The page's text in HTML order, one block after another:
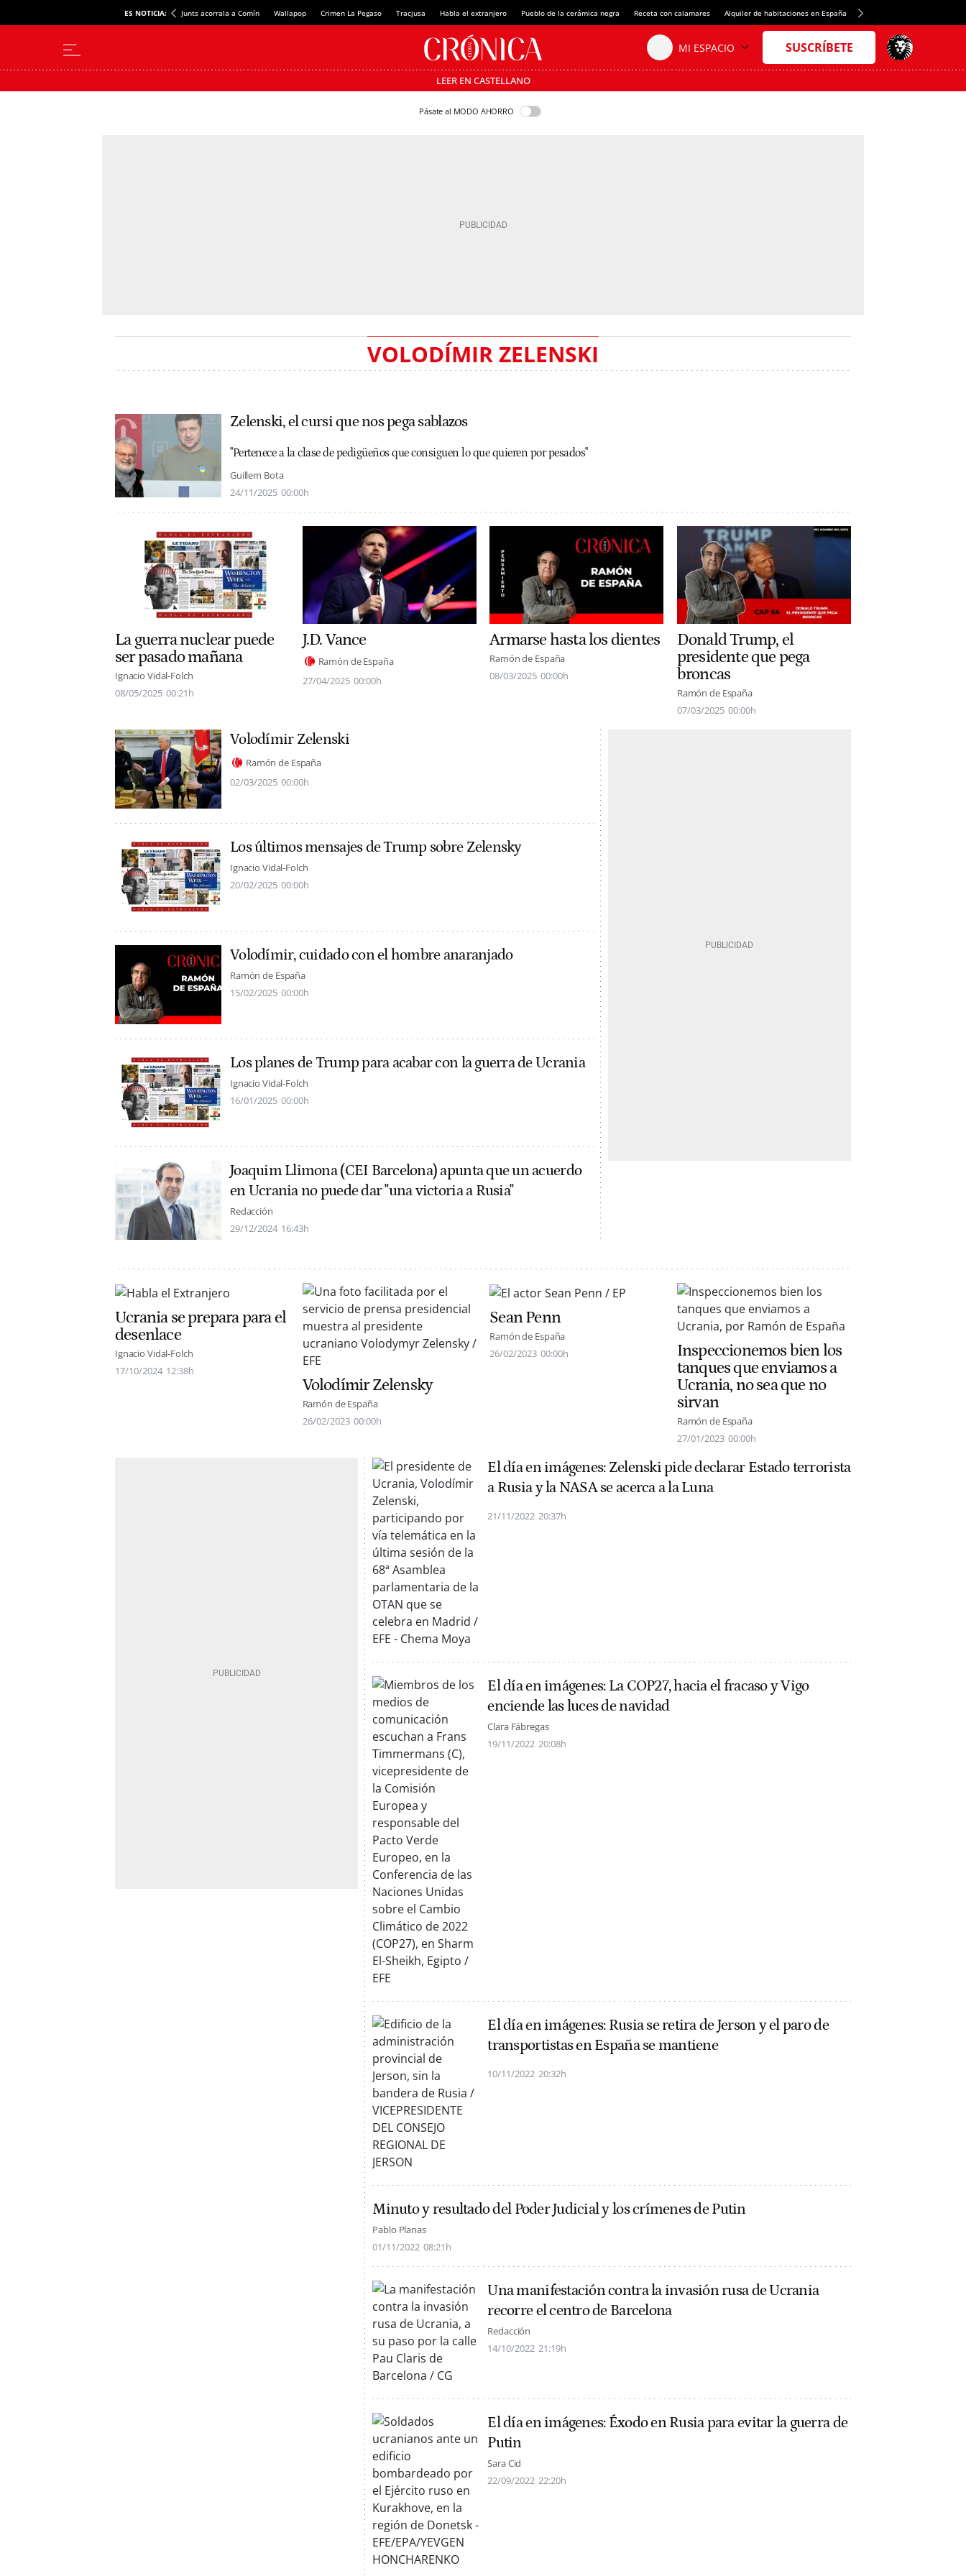
ES NOTICIA: Junts acorrala a Comín Wallapop Crimen La Pegaso Tracjusa Habla el extranjero Pueblo de la cerámica negra Receta con calamares Alquiler de habitaciones en España Crédito del Spotify Camp Nou
LEER EN CASTELLANO
Pásate al MODO AHORRO
VOLODÍMIR ZELENSKI
Zelenski, el cursi que nos pega sablazos
"Pertenece a la clase de pedigüeños que consiguen lo que quieren por pesados"
Guillem Bota
24/11/2025 00:00h
La guerra nuclear puede
ser pasado mañana
Ignacio Vidal-Folch
08/05/2025 00:21h
J.D. Vance
Ramón de España
27/04/2025 00:00h
Armarse hasta los dientes
Ramón de España
08/03/2025 00:00h
Donald Trump, el
presidente que pega
broncas
Ramón de España
07/03/2025 00:00h
Volodímir Zelenski
Ramón de España
02/03/2025 00:00h
Los últimos mensajes de Trump sobre Zelensky
Ignacio Vidal-Folch
20/02/2025 00:00h
Volodímir, cuidado con el hombre anaranjado
Ramón de España
15/02/2025 00:00h
Los planes de Trump para acabar con la guerra de Ucrania
Ignacio Vidal-Folch
16/01/2025 00:00h
Joaquim Llimona (CEI Barcelona) apunta que un acuerdo
en Ucrania no puede dar "una victoria a Rusia"
Redacción
29/12/2024 16:43h
Ucrania se prepara para el
desenlace
Ignacio Vidal-Folch
17/10/2024 12:38h
Volodímir Zelensky
Ramón de España
26/02/2023 00:00h
Sean Penn
Ramón de España
26/02/2023 00:00h
Inspeccionemos bien los
tanques que enviamos a
Ucrania, no sea que no
sirvan
Ramón de España
27/01/2023 00:00h
El día en imágenes: Zelenski pide declarar Estado terrorista
a Rusia y la NASA se acerca a la Luna
21/11/2022 20:37h
El día en imágenes: La COP27, hacia el fracaso y Vigo
enciende las luces de navidad
Clara Fábregas
19/11/2022 20:08h
El día en imágenes: Rusia se retira de Jerson y el paro de
transportistas en España se mantiene
10/11/2022 20:32h
Minuto y resultado del Poder Judicial y los crímenes de Putin
Pablo Planas
01/11/2022 08:21h
Una manifestación contra la invasión rusa de Ucrania
recorre el centro de Barcelona
Redacción
14/10/2022 21:19h
El día en imágenes: Éxodo en Rusia para evitar la guerra de
Putin
Sara Cid
22/09/2022 22:20h